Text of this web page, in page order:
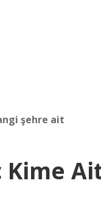
şehre ait
Kime